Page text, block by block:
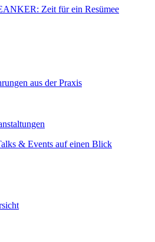
Zeit für ein Resümee
aus der Praxis
& Events auf einen Blick